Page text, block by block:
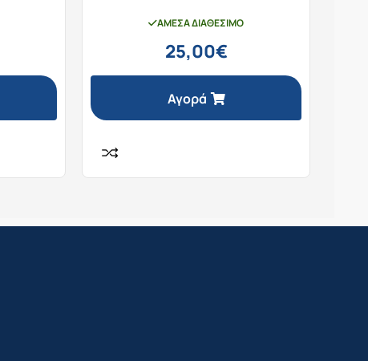
ΆΜΕΣΑ ΔΙΑΘΈΣΙΜΟ
25,00€
Αγορά